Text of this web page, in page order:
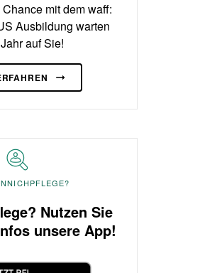
mit dem waff:
Ausbildung warten
auf Sie!
Nutzen Sie
für weitere Infos unsere App!